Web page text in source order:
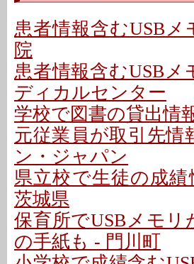
患者情報含むUSB
院
患者情報含むUSB
ディカルセンター
学校で図書の貸出情
元従業員が取引先
ン・ジャパン
県立校で生徒の成
茨城県
保育所でUSBメモ
の手紙も - 門川町